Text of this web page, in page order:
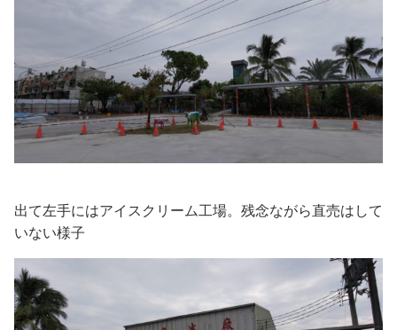
出て左手にはアイスクリーム工場。残念ながら直売はして
いない様子